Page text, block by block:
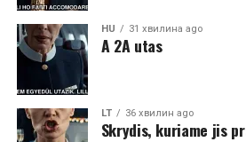
HU 31 хвилина ago
A 2A utas
LT 36 хвилин ago
Skrydis, kuriame jis